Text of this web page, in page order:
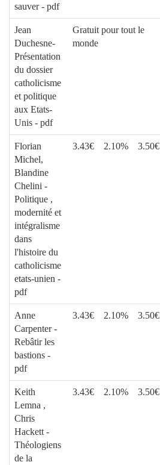
sauver - pdf
Jean
Duchesne-
Présentation
du dossier
catholicisme
et politique
aux Etats-
Unis - pdf
Gratuit pour tout le
monde
Florian
Michel,
Blandine
Chelini -
Politique ,
modernité et
intégralisme
dans
l'histoire du
catholicisme
etats-unien -
pdf
3.43€ 2.10% 3.50€
Anne
Carpenter -
Rebâtir les
bastions -
pdf
3.43€ 2.10% 3.50€
Keith
Lemna ,
Chris
Hackett -
Théologiens
de la
3.43€ 2.10% 3.50€